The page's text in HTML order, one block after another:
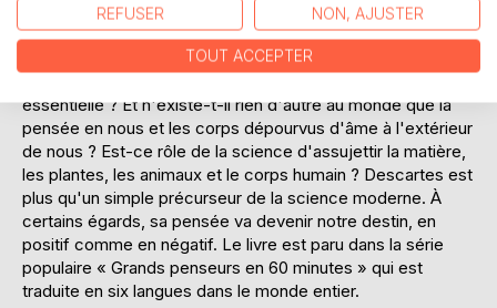
: Je peux effectivement douter de tout, mais au moment
même où je doute, il faut bien que j'existe en tant qu'être
doutant et pensant : « Je pense donc je suis. »
essentielle ? Et n'existe-t-il rien d'autre au monde que la
pensée en nous et les corps dépourvus d'âme à l'extérieur
de nous ? Est-ce rôle de la science d'assujettir la matière,
les plantes, les animaux et le corps humain ? Descartes est
plus qu'un simple précurseur de la science moderne. À
certains égards, sa pensée va devenir notre destin, en
positif comme en négatif. Le livre est paru dans la série
populaire « Grands penseurs en 60 minutes » qui est
traduite en six langues dans le monde entier.
REFUSER NON, AJUSTER
TOUT ACCEPTER